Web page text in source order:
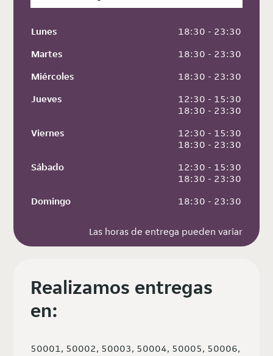
Lunes
18:30 - 23:30
Martes
18:30 - 23:30
Miércoles
18:30 - 23:30
Jueves
12:30 - 15:30
18:30 - 23:30
Viernes
12:30 - 15:30
18:30 - 23:30
Sábado
12:30 - 15:30
18:30 - 23:30
Domingo
18:30 - 23:30
Las horas de entrega pueden variar
Realizamos entregas
en:
50001, 50002, 50003, 50004, 50005, 50006,